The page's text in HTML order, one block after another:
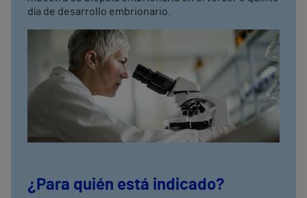
día de desarrollo embrionario.
¿Para quién está indicado?